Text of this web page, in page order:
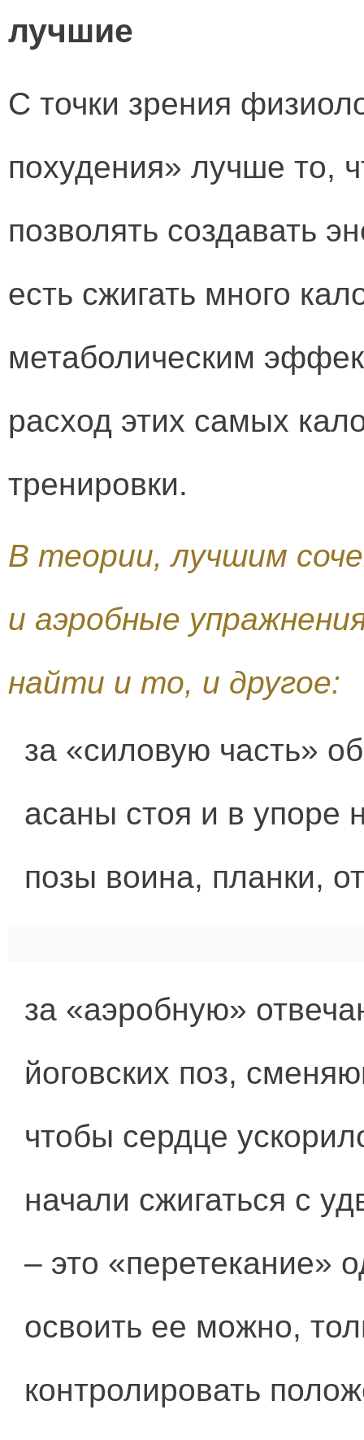
лучшие
С точки зрения
похудения» лучше то,
позволять создавать
есть сжигать много
метаболическим
расход этих самых
тренировки.
В теории, лучшим
и аэробные
найти и то, и другое:
за «силовую часть»
асаны стоя и в упоре
позы воина, планки,
за «аэробную»
йоговских поз,
чтобы сердце
начали сжигаться с
– это «перетекание»
освоить ее можно,
контролировать